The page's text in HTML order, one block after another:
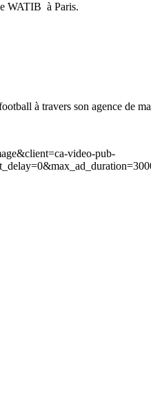
WATIB à Paris.
à travers son agence de
video-pub-